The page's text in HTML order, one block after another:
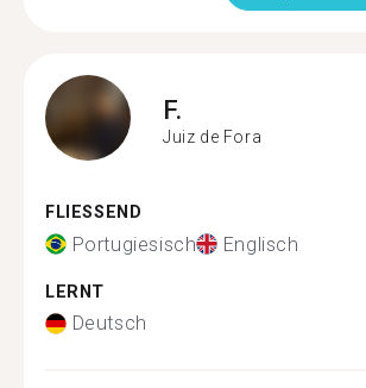
F.
Juiz de Fora
FLIESSEND
Portugiesisch Englisch
LERNT
Deutsch